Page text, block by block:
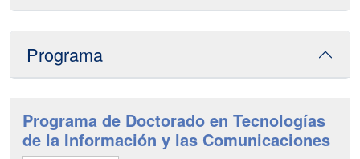
Programa
Programa de Doctorado en Tecnologías
de la Información y las Comunicaciones